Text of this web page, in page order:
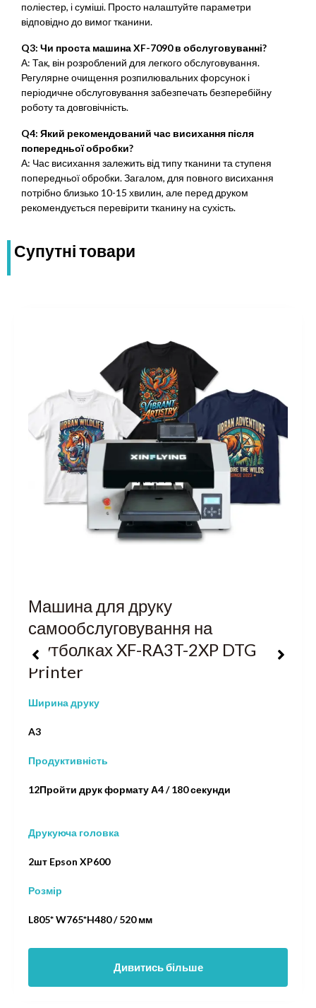
поліестер, і суміші. Просто налаштуйте параметри
відповідно до вимог тканини.
Q3: Чи проста машина XF-7090 в обслуговуванні?
А: Так, він розроблений для легкого обслуговування.
Регулярне очищення розпилювальних форсунок і
періодичне обслуговування забезпечать безперебійну
роботу та довговічність.
Q4: Який рекомендований час висихання після
попередньої обробки?
А: Час висихання залежить від типу тканини та ступеня
попередньої обробки. Загалом, для повного висихання
потрібно близько 10-15 хвилин, але перед друком
рекомендується перевірити тканину на сухість.
Супутні товари
Машина для друку
самообслуговування на
футболках XF-RA3T-2XP DTG
Printer
Ширина друку
A3
Продуктивність
12Пройти друк формату А4 / 180 секунди
Друкуюча головка
2шт Epson XP600
Розмір
L805* W765*H480 / 520 мм
Дивитись більше